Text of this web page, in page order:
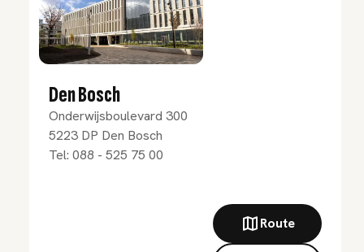
Den Bosch
Onderwijsboulevard 300
5223 DP Den Bosch
Tel: 088 - 525 75 00
Route